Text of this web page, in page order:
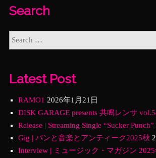
Search
Latest Post
RAMO1 2026年1月21日
DISK GARAGE presents 共鳴レンサ
Release | Streaming Single “Sucker Punch”
Gig | パンと音楽とアンティーク2025秋
Interview | ミュージック・マガジン